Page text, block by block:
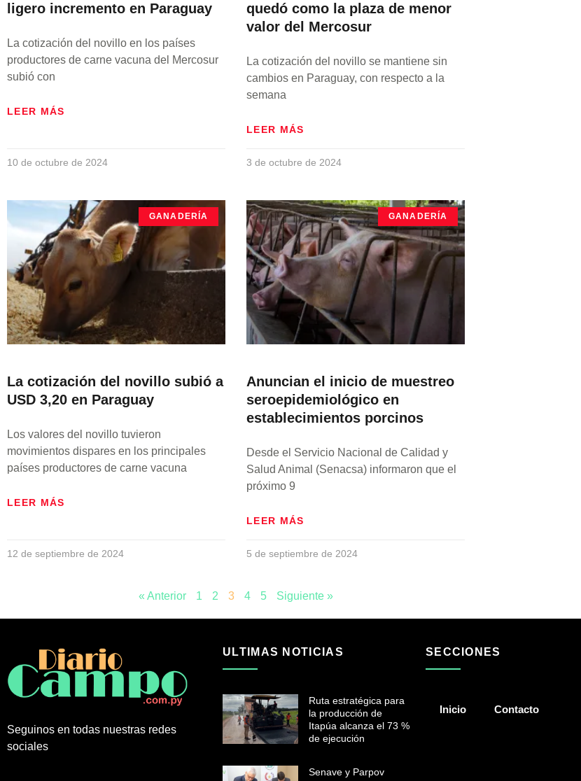
ligero incremento en Paraguay
La cotización del novillo en los países
productores de carne vacuna del Mercosur
subió con
LEER MÁS
10 de octubre de 2024
quedó como la plaza de menor
valor del Mercosur
La cotización del novillo se mantiene sin
cambios en Paraguay, con respecto a la
semana
LEER MÁS
3 de octubre de 2024
GANADERÍA
La cotización del novillo subió a
USD 3,20 en Paraguay
Los valores del novillo tuvieron
movimientos dispares en los principales
países productores de carne vacuna
LEER MÁS
12 de septiembre de 2024
GANADERÍA
Anuncian el inicio de muestreo
seroepidemiológico en
establecimientos porcinos
Desde el Servicio Nacional de Calidad y
Salud Animal (Senacsa) informaron que el
próximo 9
LEER MÁS
5 de septiembre de 2024
« Anterior 1 2 3 4 5 Siguiente »
Seguinos en todas nuestras redes
sociales
ULTIMAS NOTICIAS
Ruta estratégica para
la producción de
Itapúa alcanza el 73 %
de ejecución
Senave y Parpov
SECCIONES
Inicio Contacto